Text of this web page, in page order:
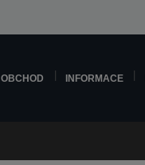
OBCHOD INFORMACE